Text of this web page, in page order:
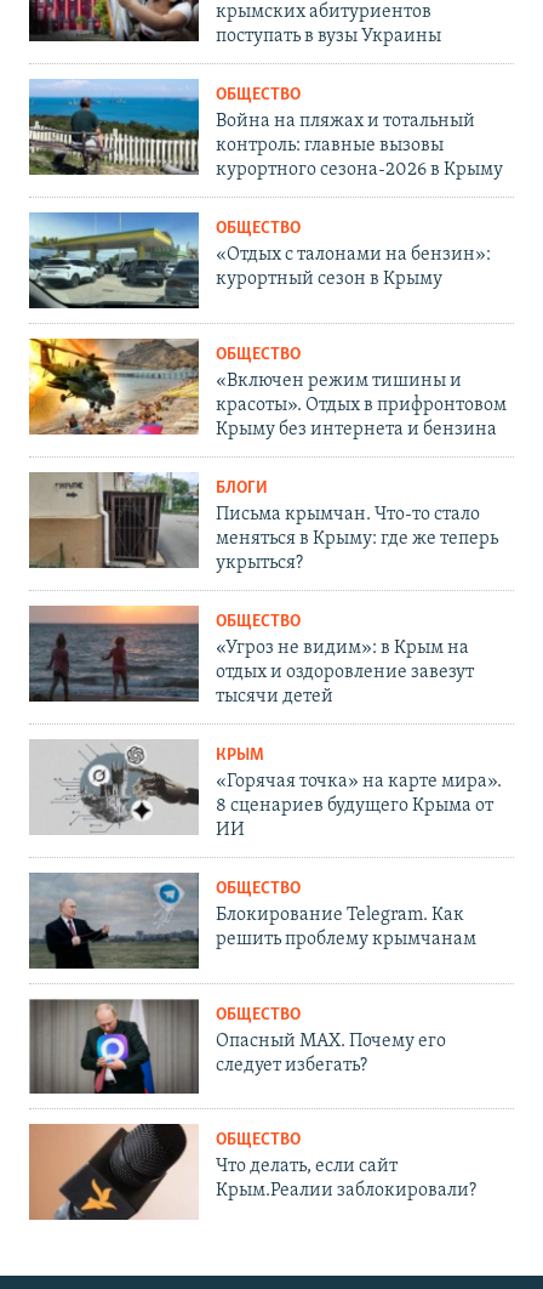
крымских абитуриентов
поступать в вузы Украины
ОБЩЕСТВО
Война на пляжах и тотальный
контроль: главные вызовы
курортного сезона-2026 в Крыму
ОБЩЕСТВО
«Отдых с талонами на бензин»:
курортный сезон в Крыму
ОБЩЕСТВО
«Включен режим тишины и
красоты». Отдых в прифронтовом
Крыму без интернета и бензина
БЛОГИ
Письма крымчан. Что-то стало
меняться в Крыму: где же теперь
укрыться?
ОБЩЕСТВО
«Угроз не видим»: в Крым на
отдых и оздоровление завезут
тысячи детей
КРЫМ
«Горячая точка» на карте мира».
8 сценариев будущего Крыма от
ИИ
ОБЩЕСТВО
Блокирование Telegram. Как
решить проблему крымчанам
ОБЩЕСТВО
Опасный MAX. Почему его
следует избегать?
ОБЩЕСТВО
Что делать, если сайт
Крым.Реалии заблокировали?